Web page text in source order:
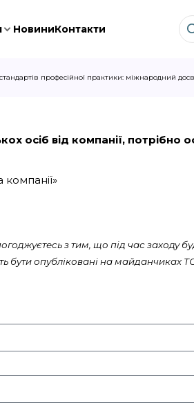
НовиниКонтакти
професійної практики: міжнародний
осіб від компанії, потрібно
з тим, що під час заходу
опубліковані на майданчиках